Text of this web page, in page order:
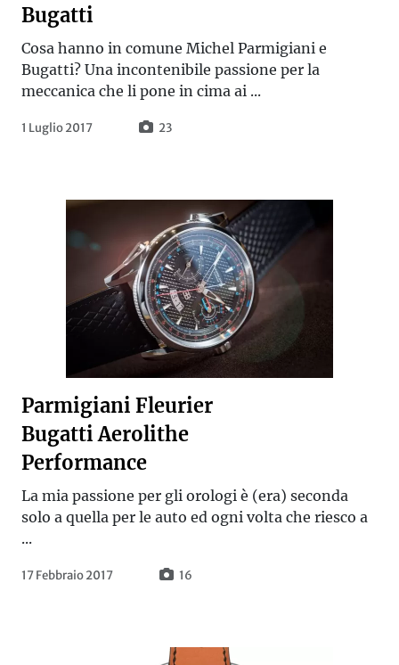
Bugatti
Cosa hanno in comune Michel Parmigiani e
Bugatti? Una incontenibile passione per la
meccanica che li pone in cima ai ...
1 Luglio 2017 23
Parmigiani Fleurier
Bugatti Aerolithe
Performance
La mia passione per gli orologi è (era) seconda
solo a quella per le auto ed ogni volta che riesco a
...
17 Febbraio 2017 16